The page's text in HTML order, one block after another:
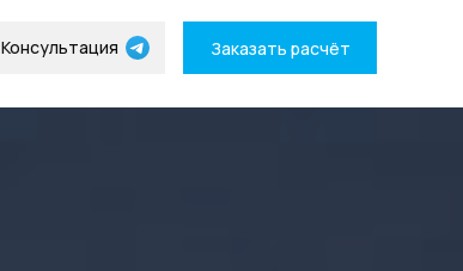
Заказать расчёт
Консультация